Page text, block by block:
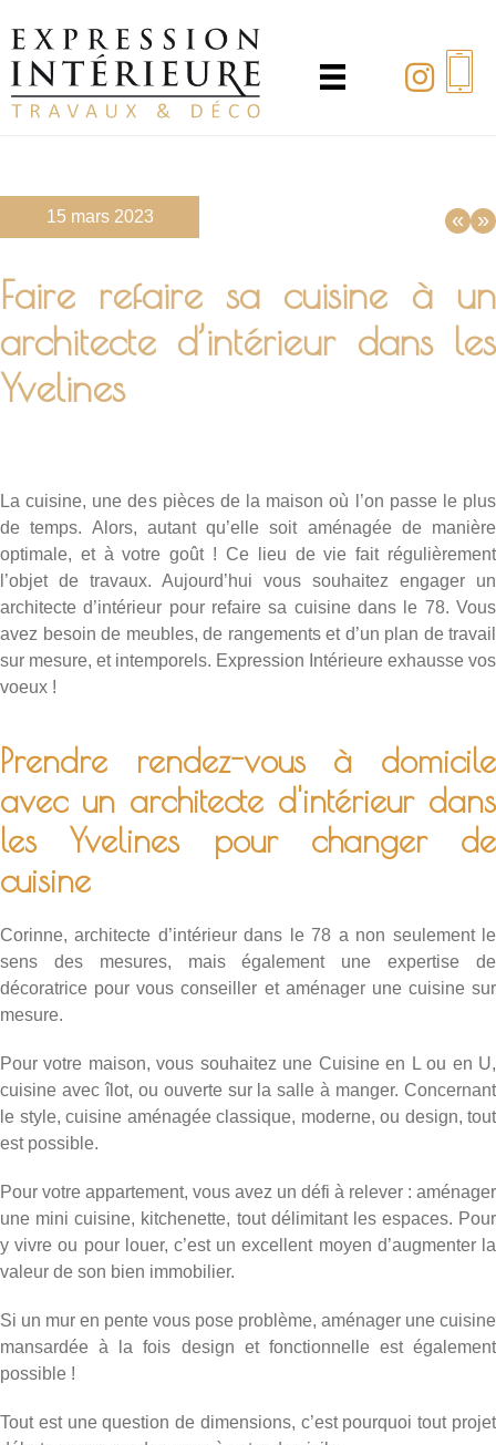
au
contenu
principal
« »
15 mars 2023
Faire refaire sa cuisine à un
architecte d’intérieur dans les
Yvelines
La cuisine, une des pièces de la maison où l’on passe le plus
de temps. Alors, autant qu’elle soit aménagée de manière
optimale, et à votre goût ! Ce lieu de vie fait régulièrement
l’objet de travaux. Aujourd’hui vous souhaitez engager un
architecte d’intérieur pour refaire sa cuisine dans le 78. Vous
avez besoin de meubles, de rangements et d’un plan de travail
sur mesure, et intemporels. Expression Intérieure exhausse vos
voeux !
Prendre rendez-vous à domicile
avec un architecte d'intérieur dans
les Yvelines pour changer de
cuisine
Corinne,architecte d’intérieur dans le 78 a non seulement le
sens des mesures, mais également une expertise de
décoratrice pour vous conseiller et aménager une cuisine sur
mesure.
Pour votre maison, vous souhaitez une Cuisine en L ou en U,
cuisine avec îlot, ou ouverte sur la salle à manger. Concernant
le style, cuisine aménagée classique, moderne, ou design, tout
est possible.
Pour votre appartement, vous avez un défi à relever : aménager
une mini cuisine, kitchenette, tout délimitant les espaces. Pour
y vivre ou pour louer, c’est un excellent moyen d’augmenter la
valeur de son bien immobilier.
Si un mur en pente vous pose problème, aménager une cuisine
mansardée à la fois design et fonctionnelle est également
possible !
Tout est une question de dimensions, c’est pourquoi tout projet